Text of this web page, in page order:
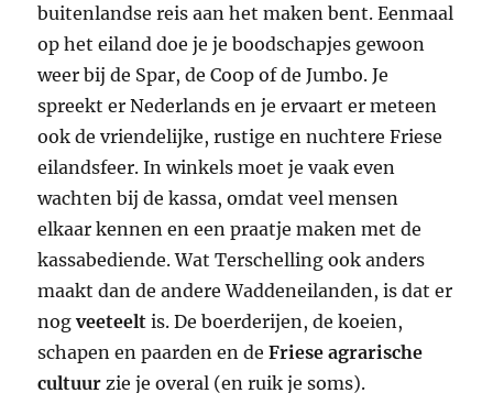
buitenlandse reis aan het maken bent. Eenmaal
op het eiland doe je je boodschapjes gewoon
weer bij de Spar, de Coop of de Jumbo. Je
spreekt er Nederlands en je ervaart er meteen
ook de vriendelijke, rustige en nuchtere Friese
eilandsfeer. In winkels moet je vaak even
wachten bij de kassa, omdat veel mensen
elkaar kennen en een praatje maken met de
kassabediende. Wat Terschelling ook anders
maakt dan de andere Waddeneilanden, is dat er
nogveeteelt is. De boerderijen, de koeien,
schapen en paarden en deFriese agrarische
cultuur zie je overal (en ruik je soms).